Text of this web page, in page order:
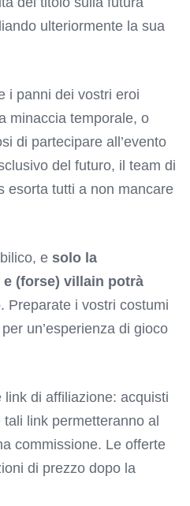
ulteriormente la sua
i panni dei vostri eroi
minaccia temporale, o
di partecipare all’evento
del futuro, il team di
esorta tutti a non mancare
e solo la
(forse) villain potrà
. Preparate i vostri costumi
un’esperienza di gioco
di affiliazione: acquisti
link permetteranno al
commissione. Le offerte
di prezzo dopo la